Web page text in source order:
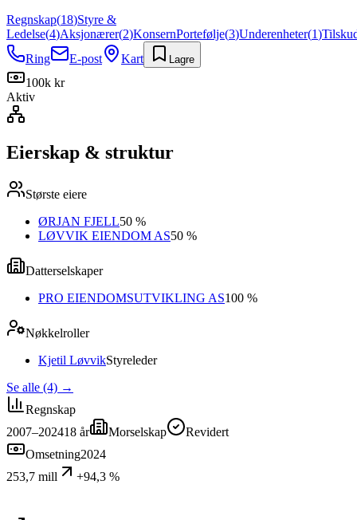
Regnskap(18)Styre &
Ledelse(4)Aksjonærer(2)KonsernPortefølje(3)Underenheter(1)
Ring
E-post Kart Lagre
100k kr
Aktiv
Eierskap & struktur
Største eiere
ØRJAN FJELL50 %
LØVVIK EIENDOM AS50 %
Datterselskaper
PRO EIENDOMSUTVIKLING AS100 %
Nøkkelroller
Kjetil LøvvikStyreleder
Se alle (4) →
Regnskap
2007–202418 år Morselskap
Revidert
Omsetning2024
253,7 mill
+94,3 %